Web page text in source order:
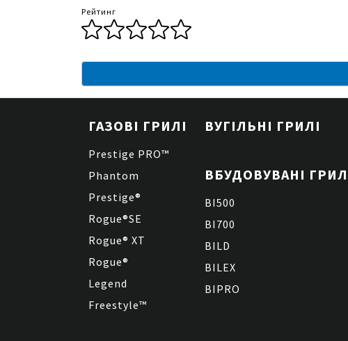
Рейтинг
ГАЗОВІ ГРИЛІ
Prestige PRO™
Phantom
Prestige®
Rogue®SE
Rogue® XT
Rogue®
Legend
Freestyle™
ВУГІЛЬНІ ГРИЛІ
ВБУДОВУВАНІ
BI500
BI700
BILD
BILEX
BIPRO